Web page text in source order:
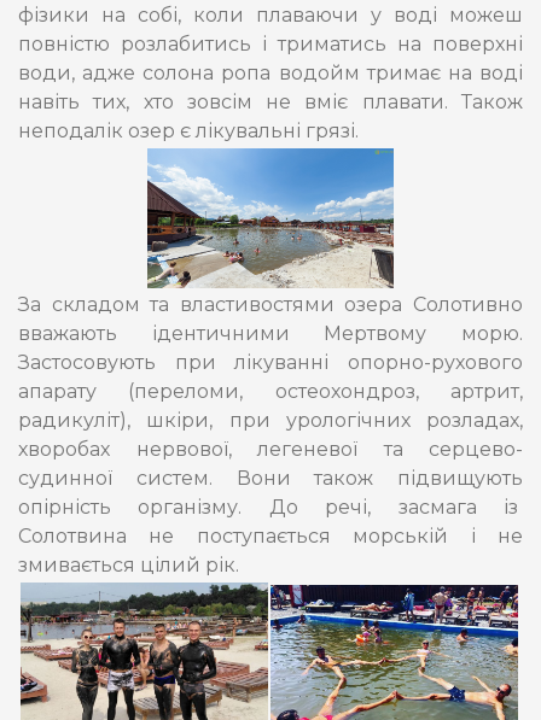
фізики на собі, коли плаваючи у воді можеш
повністю розлабитись і триматись на поверхні
води, адже солона ропа водойм тримає на воді
навіть тих, хто зовсім не вміє плавати. Також
неподалік озер є лікувальні грязі.
За складом та властивостями озера Солотивно
вважають ідентичними Мертвому морю.
Застосовують при лікуванні опорно-рухового
апарату (переломи, остеохондроз, артрит,
радикуліт), шкіри, при урологічних розладах,
хворобах нервової, легеневої та серцево-
судинної систем. Вони також підвищують
опірність організму. До речі, засмага із
Солотвина не поступається морській і не
змивається цілий рік.